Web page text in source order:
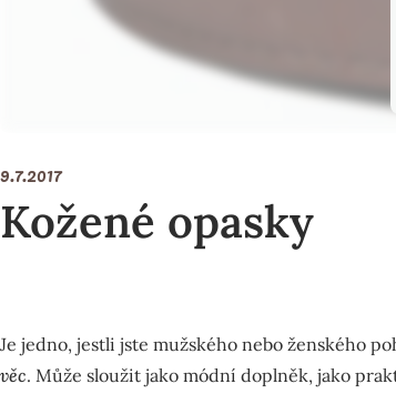
9.7.2017
Kožené opasky
Je jedno, jestli jste mužského nebo ženského
věc. Může sloužit jako módní doplněk, jako